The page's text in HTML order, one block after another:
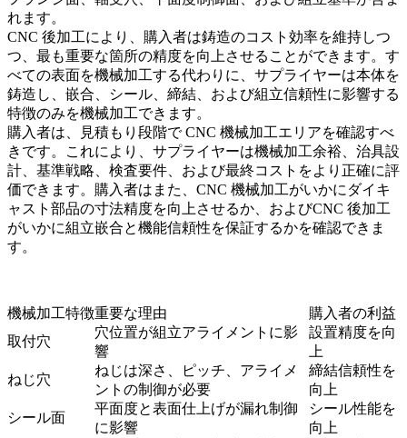
れます。
CNC 後加工により、購入者は鋳造のコスト効率を維持しつ
つ、最も重要な箇所の精度を向上させることができます。す
べての表面を機械加工する代わりに、サプライヤーは本体を
鋳造し、嵌合、シール、締結、および組立信頼性に影響する
特徴のみを機械加工できます。
購入者は、見積もり段階で CNC 機械加工エリアを確認すべ
きです。これにより、サプライヤーは機械加工余裕、治具設
計、基準戦略、検査要件、および最終コストをより正確に評
価できます。購入者はまた、 CNC 機械加工がいかにダイキ
ャスト部品の寸法精度を向上させるか、およびCNC 後加工
がいかに組立嵌合と機能信頼性を保証するかを確認できま
す。
機械加工特徴重要な理由
購入者の利益
取付穴
穴位置が組立アライメントに影
響
設置精度を向
上
ねじ穴
ねじは深さ、ピッチ、アライメ
ントの制御が必要
締結信頼性を
向上
シール面
平面度と表面仕上げが漏れ制御
に影響
シール性能を
向上